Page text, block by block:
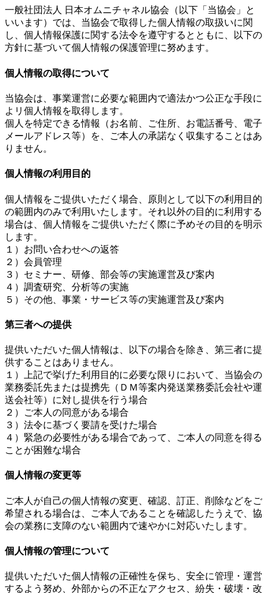
一般社団法人 日本オムニチャネル協会（以下「当協会」と
いいます）では、当協会で取得した個人情報の取扱いに関
し、個人情報保護に関する法令を遵守するとともに、以下の
方針に基づいて個人情報の保護管理に努めます。
個人情報の取得について
当協会は、事業運営に必要な範囲内で適法かつ公正な手段に
よリ個人情報を取得します。
個人を特定できる情報（お名前、ご住所、お電話番号、電子
メールアドレス等）を、ご本人の承諾なく収集することはあ
りません。
個人情報の利用目的
個人情報をご提供いただく場合、原則として以下の利用目的
の範囲内のみで利用いたします。それ以外の目的に利用する
場合は、個人情報をご提供いただく際に予めその目的を明示
します。
１）お問い合わせへの返答
２）会員管理
３）セミナー、研修、部会等の実施運営及び案内
４）調査研究、分析等の実施
５）その他、事業・サービス等の実施運営及び案内
第三者への提供
提供いただいた個人情報は、以下の場合を除き、第三者に提
供することはありません。
１）上記で挙げた利用目的に必要な限りにおいて、当協会の
業務委託先または提携先（ＤＭ等案内発送業務委託会社や運
送会社等）に対し提供を行う場合
２）ご本人の同意がある場合
３）法令に基づく要請を受けた場合
４）緊急の必要性がある場合であって、ご本人の同意を得る
ことが困難な場合
個人情報の変更等
ご本人が自己の個人情報の変更、確認、訂正、削除などをご
希望される場合は、ご本人であることを確認したうえで、協
会の業務に支障のない範囲内で速やかに対応いたします。
個人情報の管理について
提供いただいた個人情報の正確性を保ち、安全に管理・運営
するよう努め、外部からの不正なアクセス、紛失・破壊・改